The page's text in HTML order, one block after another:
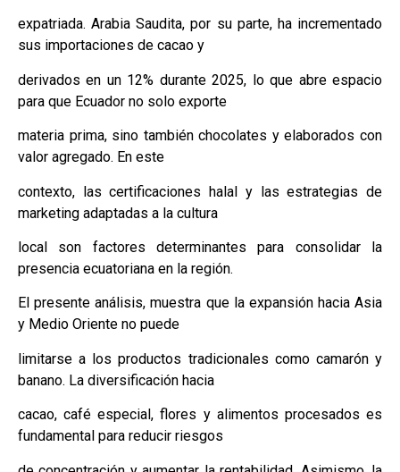
expatriada. Arabia Saudita, por su parte, ha incrementado
sus importaciones de cacao y
derivados en un 12% durante 2025, lo que abre espacio
para que Ecuador no solo exporte
materia prima, sino también chocolates y elaborados con
valor agregado. En este
contexto, las certificaciones halal y las estrategias de
marketing adaptadas a la cultura
local son factores determinantes para consolidar la
presencia ecuatoriana en la región.
El presente análisis, muestra que la expansión hacia Asia
y Medio Oriente no puede
limitarse a los productos tradicionales como camarón y
banano. La diversificación hacia
cacao, café especial, flores y alimentos procesados es
fundamental para reducir riesgos